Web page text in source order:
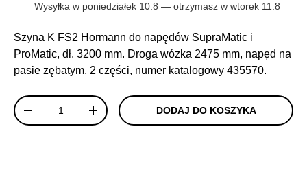
Wysyłka w poniedziałek 10.8 — otrzymasz w wtorek 11.8
Szyna K FS2 Hormann do napędów SupraMatic i
ProMatic, dł. 3200 mm. Droga wózka 2475 mm, napęd na
pasie zębatym, 2 części, numer katalogowy 435570.
Ilość
+ DODAJ DO KOSZYKA